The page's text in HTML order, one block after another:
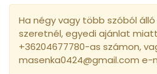
Ha négy vagy több szóból
szeretnél, egyedi ajánlat
+36204677780-as számon,
masenka0424@gmail.com e-